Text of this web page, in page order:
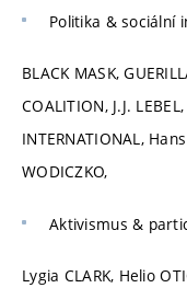
Politika & sociální
BLACK MASK,
COALITION, J.J.
INTERNATIONAL,
WODICZKO,
Aktivismus &
Lygia CLARK, Helio